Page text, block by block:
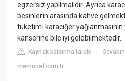
egzersiz yapılmalıdır. Ayrıca
besinlerin arasında kahve
tüketimi karaciğer yağlanmasının
kanserine bile iyi gelebilmektedir.
Kaynak kaldırma talebi |
memorial.com.tr